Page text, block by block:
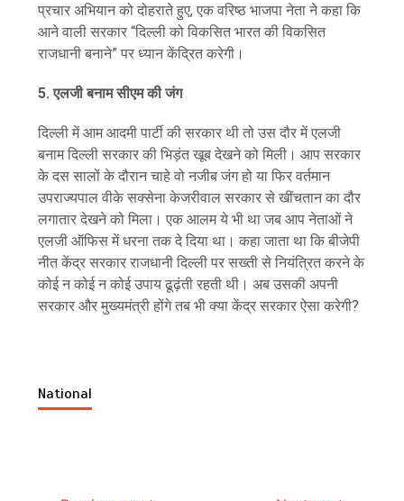
प्रचार अभियान को दोहराते हुए, एक वरिष्ठ भाजपा नेता ने कहा कि
आने वाली सरकार “दिल्ली को विकसित भारत की विकसित
राजधानी बनाने” पर ध्यान केंद्रित करेगी।
5. एलजी बनाम सीएम की जंग
दिल्ली में आम आदमी पार्टी की सरकार थी तो उस दौर में एलजी
बनाम दिल्ली सरकार की भिड़ंत खूब देखने को मिली। आप सरकार
के दस सालों के दौरान चाहे वो नजीब जंग हो या फिर वर्तमान
उपराज्यपाल वीके सक्सेना केजरीवाल सरकार से खींचतान का दौर
लगातार देखने को मिला। एक आलम ये भी था जब आप नेताओं ने
एलजी ऑफिस में धरना तक दे दिया था। कहा जाता था कि बीजेपी
नीत केंद्र सरकार राजधानी दिल्ली पर सख्ती से नियंत्रित करने के
कोई न कोई न कोई उपाय ढूढ़ंती रहती थी। अब उसकी अपनी
सरकार और मुख्यमंत्री होंगे तब भी क्या केंद्र सरकार ऐसा करेगी?
National